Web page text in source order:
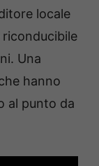
locale
Una
hanno
al punto da